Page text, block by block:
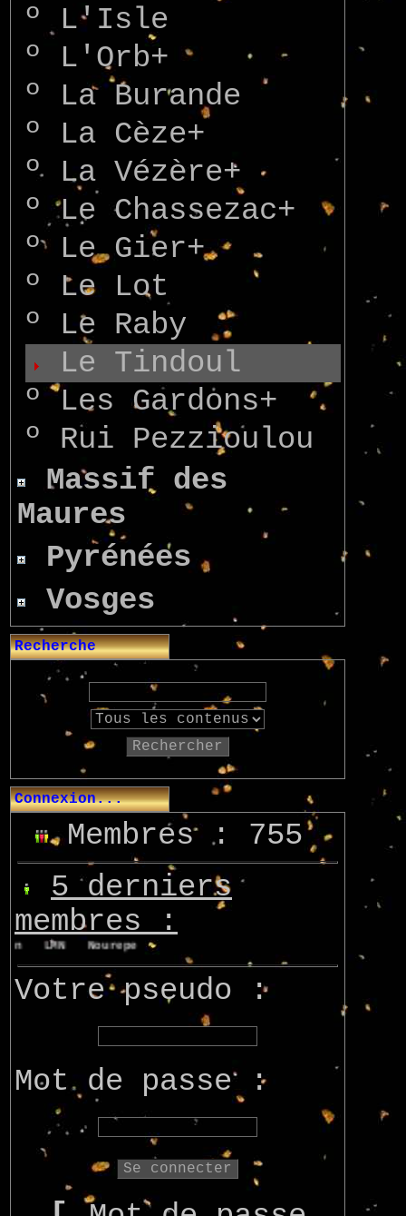
º L'Isle
º L'Orb+
º La Burande
º La Cèze+
ºLa Vézère+
º Le Chassezac+
ºLe Gier+
º Le Lot
º Le Raby
Le Tindoul
º Les Gardons+
º Rui Pezzioulou
Massif des
Maures
Pyrénées
Vosges
Recherche
Rechercher
Connexion...
Membres : 755
5 derniers
membres :
LMN Nourepe Marcsupilami
Votre pseudo :
Mot de passe :